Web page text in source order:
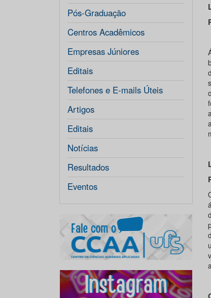
Pós-Graduação
Centros Acadêmicos
Empresas Júniores
Editais
Telefones e E-mails Úteis
Artigos
Editais
Notícias
Resultados
Eventos